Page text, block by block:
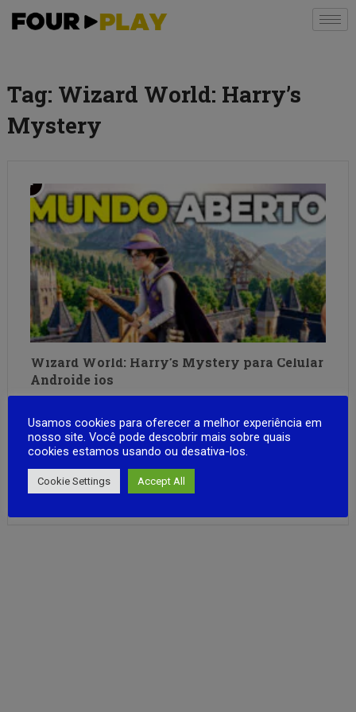
Tag: Wizard World: Harry’s
Mystery
Wizard World: Harry’s Mystery para Celular
Androide ios
escola de magia, cercado por mistérios, feitiços e segredos
escondidos. Durante o dia, participe das aulas. À noite,
descubra lugares onde ninguém deveria entrar. UMA
ESCOLA REPLETA DE SEGREDOS Em …
FULL ARTICLE
Usamos cookies para oferecer a melhor experiência em
nosso site. Você pode descobrir mais sobre quais
cookies estamos usando ou desativa-los.
Cookie Settings Accept All